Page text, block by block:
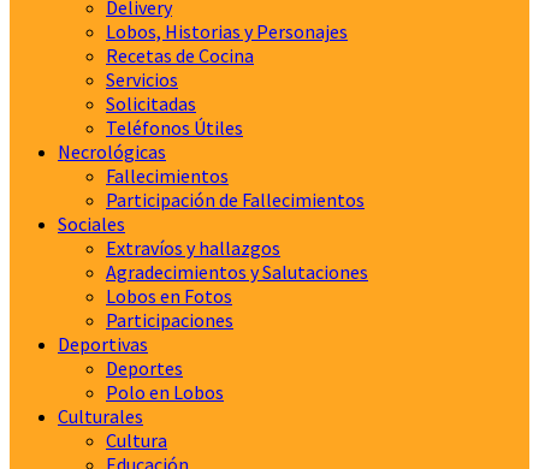
Delivery
Lobos, Historias y Personajes
Recetas de Cocina
Servicios
Solicitadas
Teléfonos Útiles
Necrológicas
Fallecimientos
Participación de Fallecimientos
Sociales
Extravíos y hallazgos
Agradecimientos y Salutaciones
Lobos en Fotos
Participaciones
Deportivas
Deportes
Polo en Lobos
Culturales
Cultura
Educación